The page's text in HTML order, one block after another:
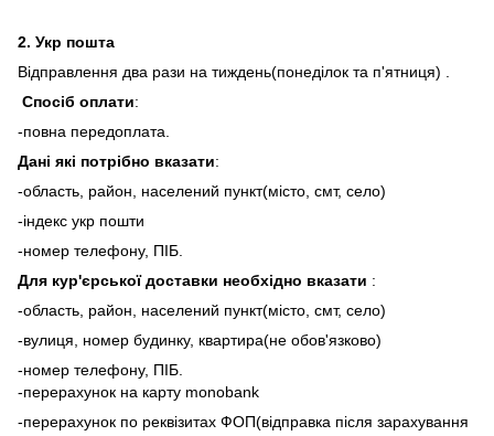
2. Укр пошта
Відправлення два рази на тиждень(понеділок та п'ятниця) .
Спосіб оплати:
-повна передоплата.
Дані які потрібно вказати:
-область, район, населений пункт(місто, смт, село)
-індекс укр пошти
-номер телефону, ПІБ.
Для кур'єрської доставки необхідно вказати :
-область, район, населений пункт(місто, смт, село)
-вулиця, номер будинку, квартира(не обов'язково)
-номер телефону, ПІБ.
-перерахунок на карту monobank
-перерахунок по реквізитах ФОП(відправка після зарахування